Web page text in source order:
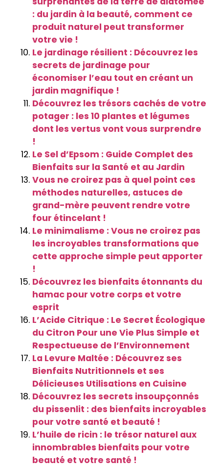
: du jardin à la beauté, comment ce
produit naturel peut transformer
votre vie !
Le jardinage résilient : Découvrez les
secrets de jardinage pour
économiser l’eau tout en créant un
jardin magnifique !
Découvrez les trésors cachés de votre
potager : les 10 plantes et légumes
dont les vertus vont vous surprendre
!
Le Sel d’Epsom : Guide Complet des
Bienfaits sur la Santé et au Jardin
Vous ne croirez pas à quel point ces
méthodes naturelles, astuces de
grand-mère peuvent rendre votre
four étincelant !
Le minimalisme : Vous ne croirez pas
les incroyables transformations que
cette approche simple peut apporter
!
Découvrez les bienfaits étonnants du
hamac pour votre corps et votre
esprit
L’Acide Citrique : Le Secret Écologique
du Citron Pour une Vie Plus Simple et
Respectueuse de l’Environnement
La Levure Maltée : Découvrez ses
Bienfaits Nutritionnels et ses
Délicieuses Utilisations en Cuisine
Découvrez les secrets insoupçonnés
du pissenlit : des bienfaits incroyables
pour votre santé et beauté !
L’huile de ricin : le trésor naturel aux
innombrables bienfaits pour votre
beauté et votre santé !